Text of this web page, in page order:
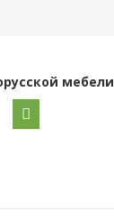
мебели